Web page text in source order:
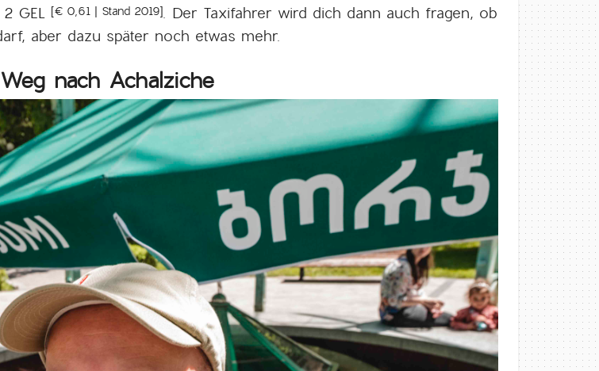
GEL [€ 0,61 | Stand 2019]. Der Taxifahrer wird dich dann auch fragen, ob
aber dazu später noch etwas mehr.
nach Achalziche